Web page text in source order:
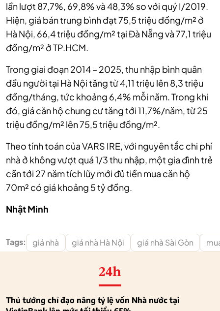
lần lượt 87,7%, 69,8% và 48,3% so với quý I/2019.
Hiện, giá bán trung bình đạt 75,5 triệu đồng/m² ở
Hà Nội, 66,4 triệu đồng/m² tại Đà Nẵng và 77,1 triệu
đồng/m² ở TP.HCM.
Trong giai đoạn 2014 – 2025, thu nhập bình quân
đầu người tại Hà Nội tăng từ 4,11 triệu lên 8,3 triệu
đồng/tháng, tức khoảng 6,4% mỗi năm. Trong khi
đó, giá căn hộ chung cư tăng tới 11,7%/năm, từ 25
triệu đồng/m² lên 75,5 triệu đồng/m².
Theo tính toán của VARS IRE, với nguyên tắc chi phí
nhà ở không vượt quá 1/3 thu nhập, một gia đình trẻ
cần tới 27 năm tích lũy mới đủ tiền mua căn hộ
70m² có giá khoảng 5 tỷ đồng.
Nhật Minh
Tags: giá nhà giá nhà Hà Nội giá nhà Sài Gòn
24h
Thủ tướng chỉ đạo nâng tỷ lệ vốn Nhà nước tại